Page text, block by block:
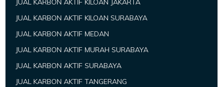
JUAL KARBON AKTIF KILOAN JAKARTA
JUAL KARBON AKTIF KILOAN SURABAYA
JUAL KARBON AKTIF MEDAN
JUAL KARBON AKTIF MURAH SURABAYA
JUAL KARBON AKTIF SURABAYA
JUAL KARBON AKTIF TANGERANG